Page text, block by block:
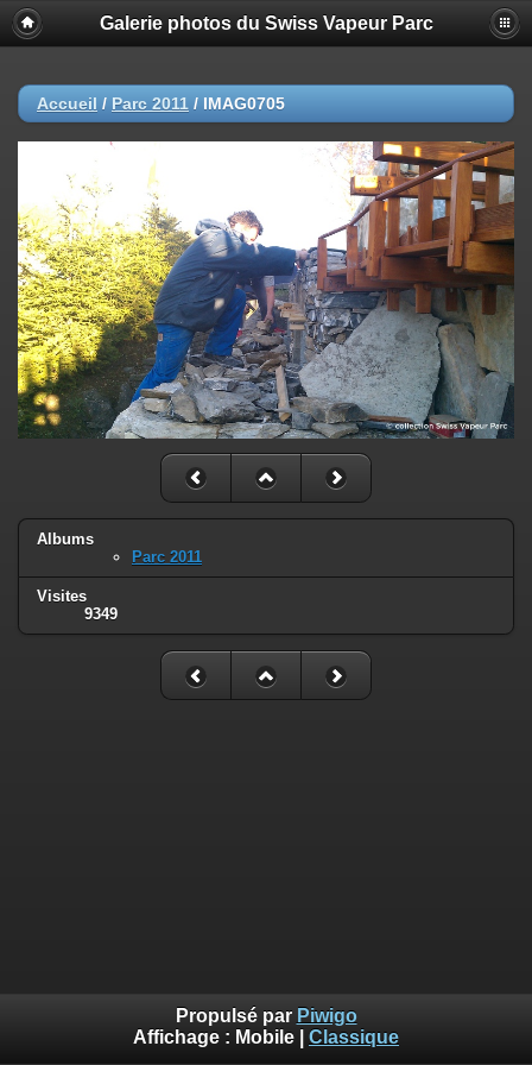
Galerie photos du Swiss Vapeur Parc
Accueil / Parc 2011 / IMAG0705
Albums
Parc 2011
Visites
9349
Propulsé par Piwigo
Affichage : Mobile Classique